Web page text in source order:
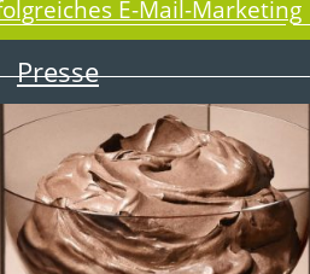
E-Mail-Marketing
Presse